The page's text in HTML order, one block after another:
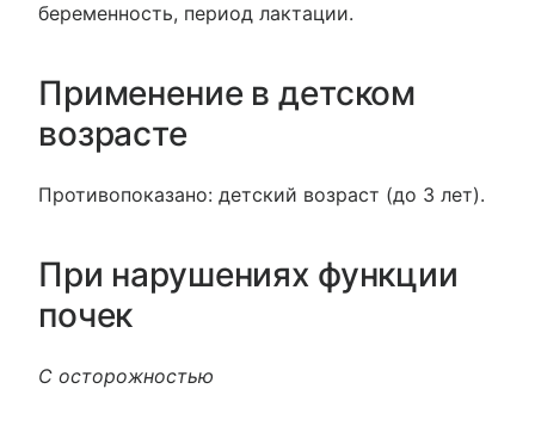
беременность, период лактации.
Применение в детском
возрасте
Противопоказано: детский возраст (до 3 лет).
При нарушениях функции
почек
С осторожностью